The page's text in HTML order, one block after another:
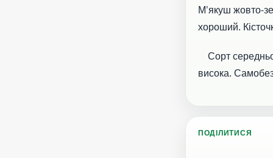
М'якуш жовто-
хороший.
Сорт
висока.
ПОДІЛИТИСЯ